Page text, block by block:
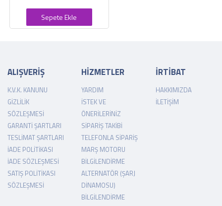
Sepete Ekle
ALIŞVERİŞ
K.V.K. KANUNU
GIZLILIK
SÖZLEŞMESI
GARANTI ŞARTLARI
TESLIMAT ŞARTLARI
İADE POLITIKASI
İADE SÖZLEŞMESI
SATIŞ POLITIKASI
SÖZLEŞMESI
HİZMETLER
YARDIM
İSTEK VE
ÖNERILERINIZ
SIPARIŞ TAKIBI
TELEFONLA SIPARIŞ
MARŞ MOTORU
BILGILENDIRME
ALTERNATÖR (ŞARJ
DINAMOSU)
BILGILENDIRME
İRTİBAT
HAKKIMIZDA
İLETIŞIM